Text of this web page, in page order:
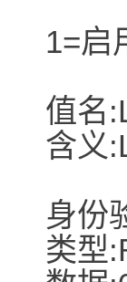
1=启
值名
含义
身份
类型